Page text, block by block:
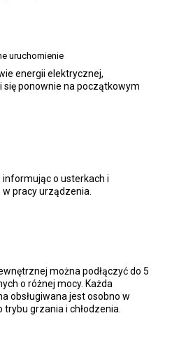
uruchomienie
energii elektrycznej,
ponownie na początkowym
informując o usterkach i
pracy urządzenia.
można podłączyć do 5
o różnej mocy. Każda
obsługiwana jest osobno w
grzania i chłodzenia.